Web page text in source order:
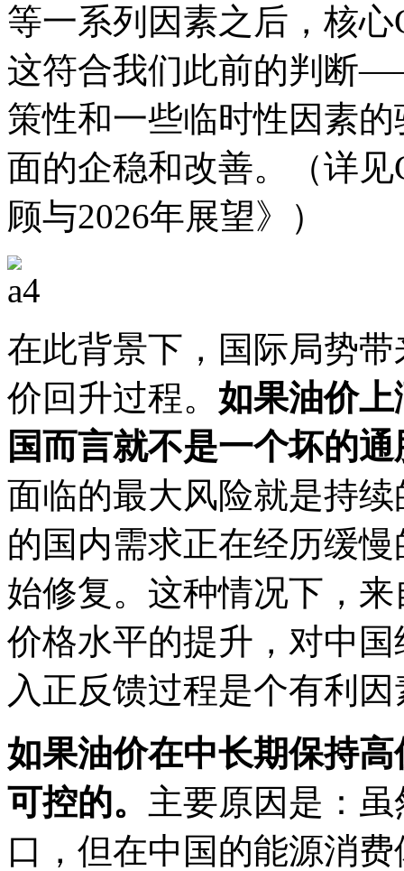
等一系列因素之后，核
这符合我们此前的判断
策性和一些临时性因素
面的企稳和改善。（详见
顾与2026年展望》）
在此背景下，国际局势
价回升过程。 如果油价
国而言就不是一个坏的通
面临的最大风险就是持
的国内需求正在经历缓
始修复。这种情况下，
价格水平的提升，对中
入正反馈过程是个有利因
如果油价在中长期保持
可控的。 主要原因是：
口，但在中国的能源消